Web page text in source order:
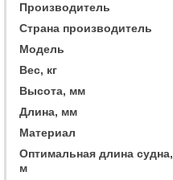
Производитель
Страна производитель
Модель
Вес, кг
Высота, мм
Длина, мм
Материал
Оптимальная длина судна,
м